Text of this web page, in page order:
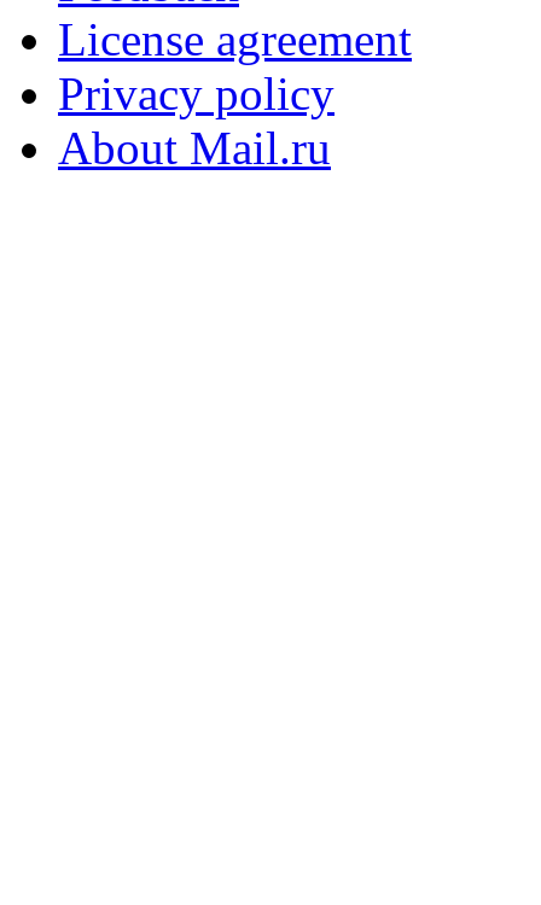
License agreement
Privacy policy
About Mail.ru